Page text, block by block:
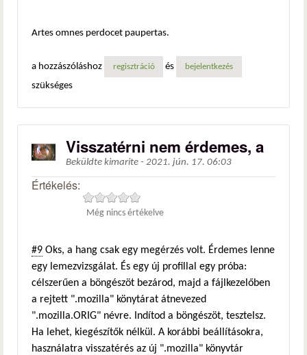
Artes omnes perdocet paupertas.
a hozzászóláshoz regisztráció és bejelentkezés
szükséges
Visszatérni nem érdemes, a
Beküldte kimarite - 2021. jún. 17. 06:03
Értékelés:
Még nincs értékelve
#9 Oks, a hang csak egy megérzés volt. Érdemes lenne
egy lemezvizsgálat. És egy új profillal egy próba:
célszerűen a böngészöt bezárod, majd a fájlkezelőben
a rejtett ".mozilla" könytárat átnevezed
".mozilla.ORIG" névre. Indítod a böngészöt, tesztelsz.
Ha lehet, kiegészítők nélkül. A korábbi beállításokra,
használatra visszatérés az új ".mozilla" könyvtár